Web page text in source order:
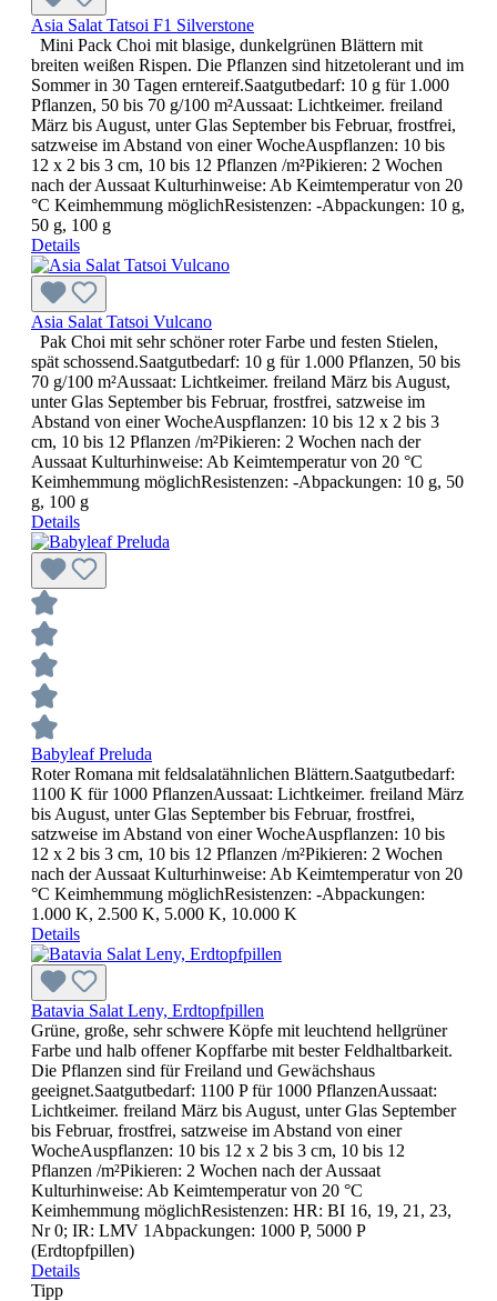
Asia Salat Tatsoi F1 Silverstone
Mini Pack Choi mit blasige, dunkelgrünen Blättern mit
breiten weißen Rispen. Die Pflanzen sind hitzetolerant und im
Sommer in 30 Tagen erntereif.Saatgutbedarf: 10 g für 1.000
Pflanzen, 50 bis 70 g/100 m²Aussaat: Lichtkeimer. freiland
März bis August, unter Glas September bis Februar, frostfrei,
satzweise im Abstand von einer WocheAuspflanzen: 10 bis
12 x 2 bis 3 cm, 10 bis 12 Pflanzen /m²Pikieren: 2 Wochen
nach der Aussaat Kulturhinweise: Ab Keimtemperatur von 20
°C Keimhemmung möglichResistenzen: -Abpackungen: 10 g,
50 g, 100 g
Details
Asia Salat Tatsoi Vulcano
Pak Choi mit sehr schöner roter Farbe und festen Stielen,
spät schossend.Saatgutbedarf: 10 g für 1.000 Pflanzen, 50 bis
70 g/100 m²Aussaat: Lichtkeimer. freiland März bis August,
unter Glas September bis Februar, frostfrei, satzweise im
Abstand von einer WocheAuspflanzen: 10 bis 12 x 2 bis 3
cm, 10 bis 12 Pflanzen /m²Pikieren: 2 Wochen nach der
Aussaat Kulturhinweise: Ab Keimtemperatur von 20 °C
Keimhemmung möglichResistenzen: -Abpackungen: 10 g, 50
g, 100 g
Details
Babyleaf Preluda
Roter Romana mit feldsalatähnlichen Blättern.Saatgutbedarf:
1100 K für 1000 PflanzenAussaat: Lichtkeimer. freiland März
bis August, unter Glas September bis Februar, frostfrei,
satzweise im Abstand von einer WocheAuspflanzen: 10 bis
12 x 2 bis 3 cm, 10 bis 12 Pflanzen /m²Pikieren: 2 Wochen
nach der Aussaat Kulturhinweise: Ab Keimtemperatur von 20
°C Keimhemmung möglichResistenzen: -Abpackungen:
1.000 K, 2.500 K, 5.000 K, 10.000 K
Details
Batavia Salat Leny, Erdtopfpillen
Grüne, große, sehr schwere Köpfe mit leuchtend hellgrüner
Farbe und halb offener Kopffarbe mit bester Feldhaltbarkeit.
Die Pflanzen sind für Freiland und Gewächshaus
geeignet.Saatgutbedarf: 1100 P für 1000 PflanzenAussaat:
Lichtkeimer. freiland März bis August, unter Glas September
bis Februar, frostfrei, satzweise im Abstand von einer
WocheAuspflanzen: 10 bis 12 x 2 bis 3 cm, 10 bis 12
Pflanzen /m²Pikieren: 2 Wochen nach der Aussaat
Kulturhinweise: Ab Keimtemperatur von 20 °C
Keimhemmung möglichResistenzen: HR: BI 16, 19, 21, 23,
Nr 0; IR: LMV 1Abpackungen: 1000 P, 5000 P
(Erdtopfpillen)
Details
Tipp